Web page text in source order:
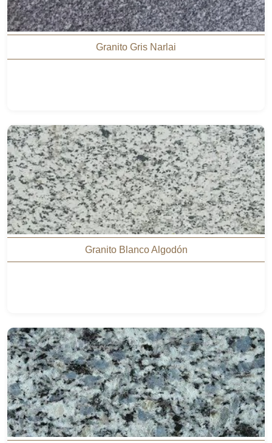
Granito Gris Narlai
Granito Blanco Algodón